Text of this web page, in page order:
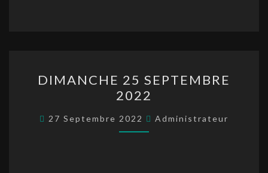
25
SEPTEMBRE
2022
DIMANCHE 25 SEPTEMBRE
2022
27 Septembre 2022 Administrateur